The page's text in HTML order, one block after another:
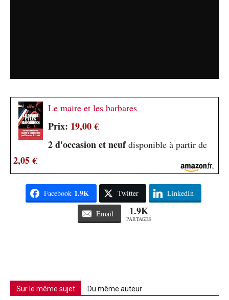
Le maire et les barbares
Prix: 19,00 €
2 d'occasion et neufdisponible à partir de
2,05 €
Facebook 1.9K Twitter LinkedIn
Email 1.9K
PARTAGES
Sur le même sujet Du même auteur